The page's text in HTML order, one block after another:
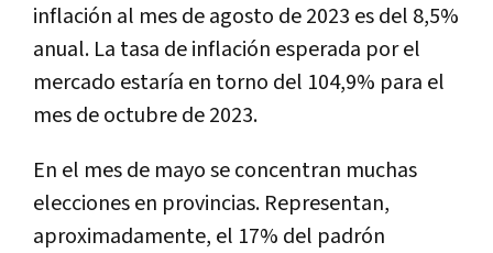
inflación al mes de agosto de 2023 es del 8,5%
anual. La tasa de inflación esperada por el
mercado estaría en torno del 104,9% para el
mes de octubre de 2023.
En el mes de mayo se concentran muchas
elecciones en provincias. Representan,
aproximadamente, el 17% del padrón